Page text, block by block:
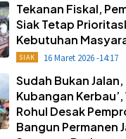
Tekanan Fiskal,
Siak Tetap
Kebutuhan
SIAK 16 Maret 2026 -14:17
Sudah Bukan Jalan,
Kubangan
Rohul Desak
Bangun Permanen